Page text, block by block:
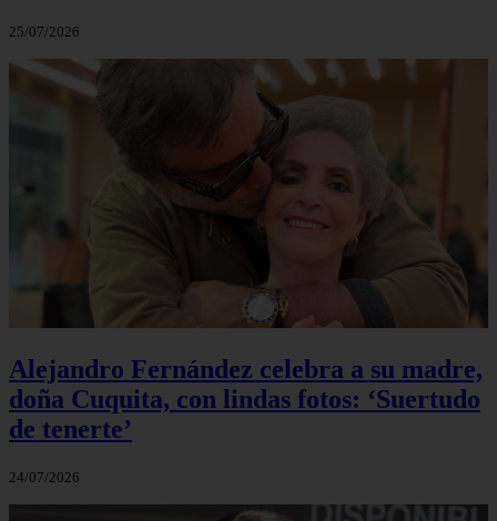
25/07/2026
Alejandro Fernández celebra a su madre,
doña Cuquita, con lindas fotos: ‘Suertudo
de tenerte’
24/07/2026